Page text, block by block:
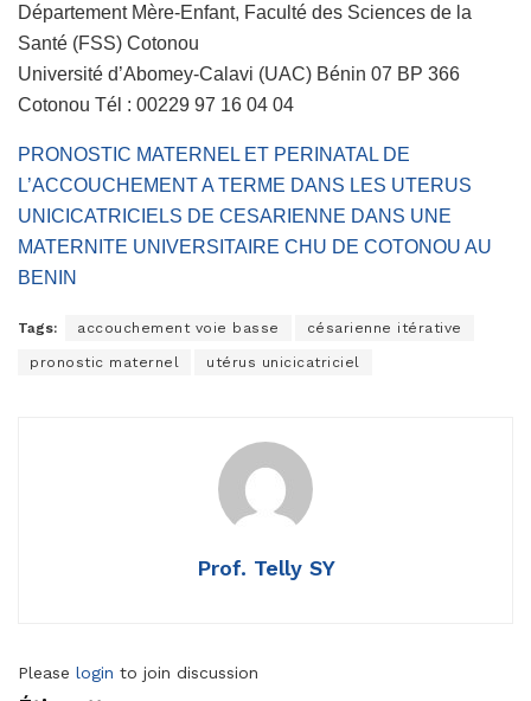
Département Mère-Enfant, Faculté des Sciences de la
Santé (FSS) Cotonou
Université d’Abomey-Calavi (UAC) Bénin 07 BP 366
Cotonou Tél : 00229 97 16 04 04
PRONOSTIC MATERNEL ET PERINATAL DE
L’ACCOUCHEMENT A TERME DANS LES UTERUS
UNICICATRICIELS DE CESARIENNE DANS UNE
MATERNITE UNIVERSITAIRE CHU DE COTONOU AU
BENIN
Tags: accouchement voie basse césarienne itérative
pronostic maternel utérus unicicatriciel
Prof. Telly SY
Please login to join discussion